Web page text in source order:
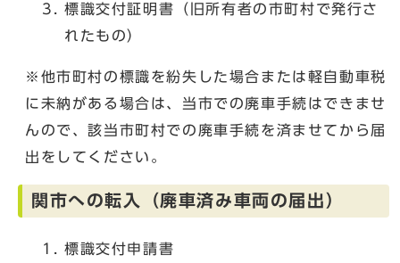
標識交付証明書（旧所有者の市町村で発行さ
れたもの）
※他市町村の標識を紛失した場合または軽自動車税
に未納がある場合は、当市での廃車手続はできませ
んので、該当市町村での廃車手続を済ませてから届
出をしてください。
関市への転入（廃車済み車両の届出）
標識交付申請書